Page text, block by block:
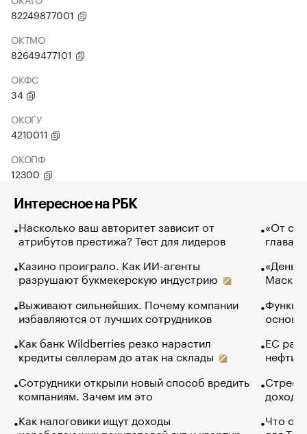
82249877001
ОКТМО
82649477101
ОКФС
34
ОКОГУ
4210011
ОКОПФ
12300
Интересное на РБК
Насколько ваш авторитет зависит от
атрибутов престижа? Тест для лидеров
Казино проиграло. Как ИИ-агенты
разрушают букмекерскую индустрию
Выживают сильнейших. Почему компании
избавляются от лучших сотрудников
Как банк Wildberries резко нарастил
кредиты селлерам до атак на склады
Сотрудники открыли новый способ вредить
компаниям. Зачем им это
Как налоговики ищут доходы
«От
глава
Маск в
основ
ЕС
нефти
Что